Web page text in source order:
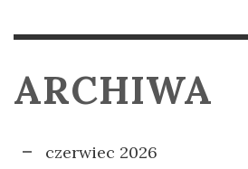
ARCHIWA
czerwiec 2026